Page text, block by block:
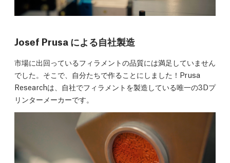
Josef Prusa による自社製造
市場に出回っているフィラメントの品質には満足していません
でした。そこで、自分たちで作ることにしました！Prusa
Researchは、自社でフィラメントを製造している唯一の3Dプ
リンターメーカーです。